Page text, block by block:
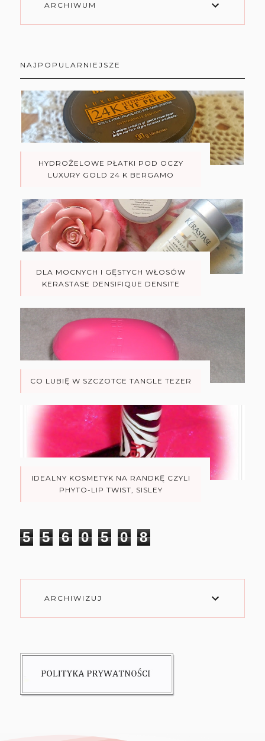
ARCHIWUM
NAJPOPULARNIEJSZE
HYDROŻELOWE PŁATKI POD OCZY
LUXURY GOLD 24 K BERGAMO
DLA MOCNYCH I GĘSTYCH WŁOSÓW
KERASTASE DENSIFIQUE DENSITE
CO LUBIĘ W SZCZOTCE TANGLE TEZER
IDEALNY KOSMETYK NA RANDKĘ CZYLI
PHYTO-LIP TWIST, SISLEY
5 5 6 0 5 0 8
ARCHIWIZUJ